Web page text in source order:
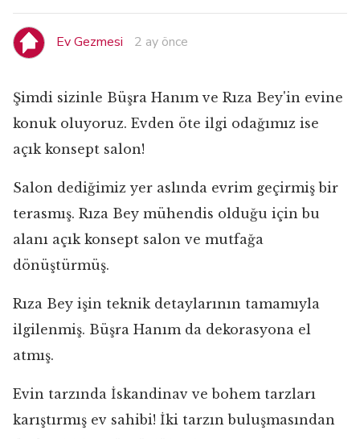
Ev Gezmesi 2 ay önce
Şimdi sizinle Büşra Hanım ve Rıza Bey'in evine
konuk oluyoruz. Evden öte ilgi odağımız ise
açık konsept salon!
Salon dediğimiz yer aslında evrim geçirmiş bir
terasmış. Rıza Bey mühendis olduğu için bu
alanı açık konsept salon ve mutfağa
dönüştürmüş.
Rıza Bey işin teknik detaylarının tamamıyla
ilgilenmiş. Büşra Hanım da dekorasyona el
atmış.
Evin tarzında İskandinav ve bohem tarzları
karıştırmış ev sahibi! İki tarzın buluşmasından